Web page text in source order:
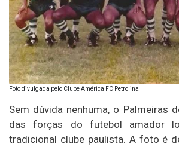
Foto divulgada pelo Clube América FC Petrolina
Sem dúvida nenhuma, o Palmeiras
das forças do futebol amador
tradicional clube paulista. A foto é